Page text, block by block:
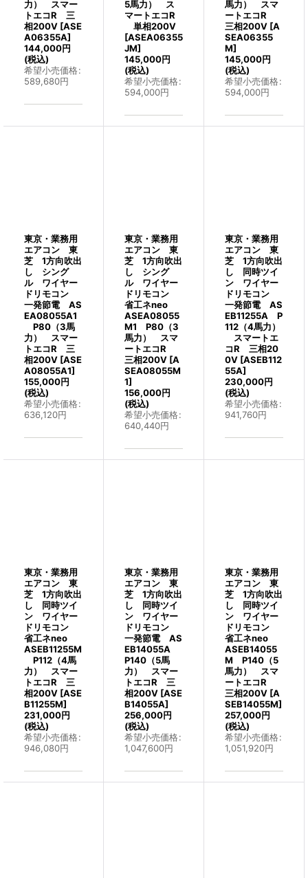
力） スマー
トエコR 三
相200V [ASE
A06355A]
144,000円
(税込)
希望小売価格:
589,680円
5馬力） ス
マートエコR
単相200V
[ASEA06355
JM]
145,000円
(税込)
希望小売価格:
594,000円
馬力） スマ
ートエコR
三相200V [A
SEA06355
M]
145,000円
(税込)
希望小売価格:
594,000円
東京・業務用
エアコン 東
芝 1方向吹出
し シング
ル ワイヤー
ドリモコン
一発節電 AS
EA08055A1
P80（3馬
力） スマー
トエコR 三
相200V [ASE
A08055A1]
155,000円
(税込)
希望小売価格:
636,120円
東京・業務用
エアコン 東
芝 1方向吹出
し シング
ル ワイヤー
ドリモコン
省工ネneo
ASEA08055
M1 P80（3
馬力） スマ
ートエコR
三相200V [A
SEA08055M
1]
156,000円
(税込)
希望小売価格:
640,440円
東京・業務用
エアコン 東
芝 1方向吹出
し 同時ツイ
ン ワイヤー
ドリモコン
一発節電 AS
EB11255A P
112（4馬力）
スマートエ
コR 三相20
0V [ASEB112
55A]
230,000円
(税込)
希望小売価格:
941,760円
東京・業務用
エアコン 東
芝 1方向吹出
し 同時ツイ
ン ワイヤー
ドリモコン
省工ネneo
ASEB11255M
P112（4馬
力） スマー
トエコR 三
相200V [ASE
B11255M]
231,000円
(税込)
希望小売価格:
946,080円
東京・業務用
エアコン 東
芝 1方向吹出
し 同時ツイ
ン ワイヤー
ドリモコン
一発節電 AS
EB14055A
P140（5馬
力） スマー
トエコR 三
相200V [ASE
B14055A]
256,000円
(税込)
希望小売価格:
1,047,600円
東京・業務用
エアコン 東
芝 1方向吹出
し 同時ツイ
ン ワイヤー
ドリモコン
省工ネneo
ASEB14055
M P140（5
馬力） スマ
ートエコR
三相200V [A
SEB14055M]
257,000円
(税込)
希望小売価格:
1,051,920円